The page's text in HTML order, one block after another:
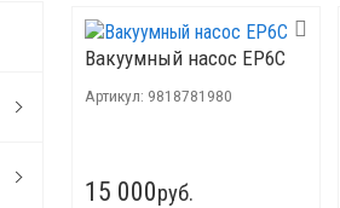
Вакуумный насос EP6C
Артикул: 9818781980
15 000руб.